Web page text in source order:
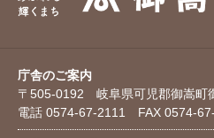
庁舎のご案内
〒505-0192 岐阜県可児郡御嵩町
電話 0574-67-2111 FAX 0574-